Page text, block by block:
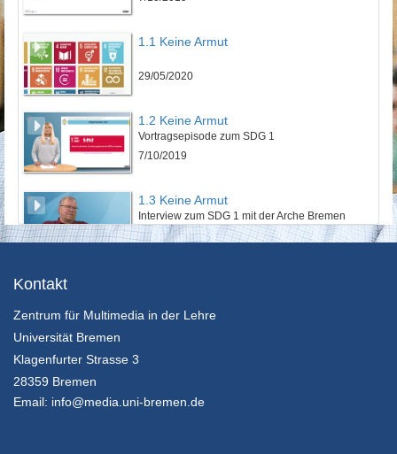
1.1 Keine Armut
29/05/2020
1.2 Keine Armut
Vortragsepisode zum SDG 1
7/10/2019
1.3 Keine Armut
Interview zum SDG 1 mit der Arche Bremen
7/10/2019
7/10/2019
Kontakt
Zentrum für Multimedia in der Lehre
Universität Bremen
Klagenfurter Strasse 3
28359 Bremen
Email: info@media.uni-bremen.de